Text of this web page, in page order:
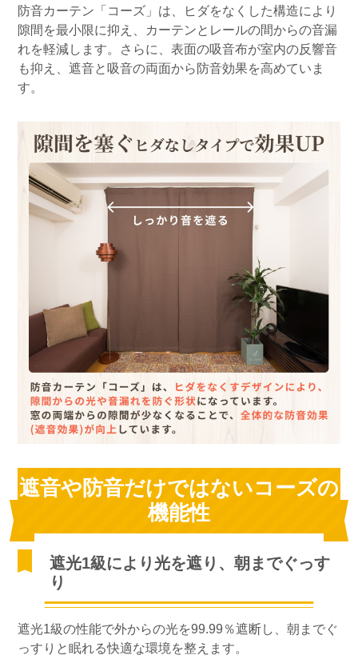
防音カーテン「コーズ」は、ヒダをなくした構造により
隙間を最小限に抑え、カーテンとレールの間からの音漏
れを軽減します。さらに、表面の吸音布が室内の反響音
も抑え、遮音と吸音の両面から防音効果を高めていま
す。
遮音や防音だけではないコーズの
機能性
遮光1級により光を遮り、朝までぐっす
り
遮光1級の性能で外からの光を99.99％遮断し、朝までぐ
っすりと眠れる快適な環境を整えます。